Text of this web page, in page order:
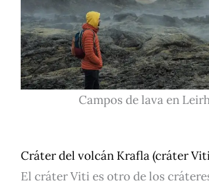
Campos de lava en
Cráter del volcán Krafla (cráter
El cráter Viti es otro de los